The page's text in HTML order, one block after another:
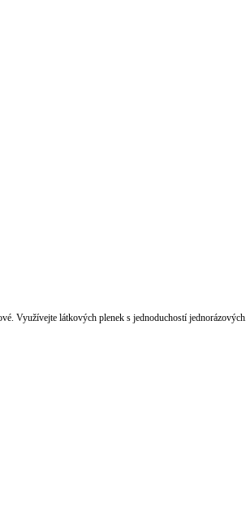
Využívejte látkových plenek s jednoduchostí jednorázových.